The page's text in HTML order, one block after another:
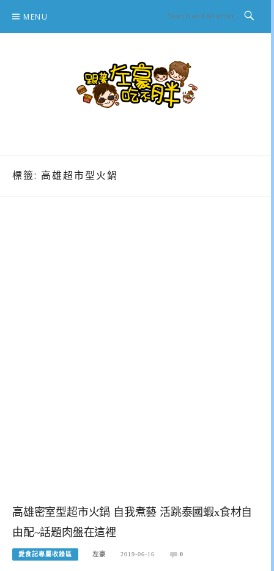
content
MENU
標籤: 高雄超市型火鍋
高雄密室型超市火鍋 自我煮藝 活跳泰國蝦x食材自
由配~話題肉盤在這裡
愛食記專屬收錄區 左豪 2019-06-16 0